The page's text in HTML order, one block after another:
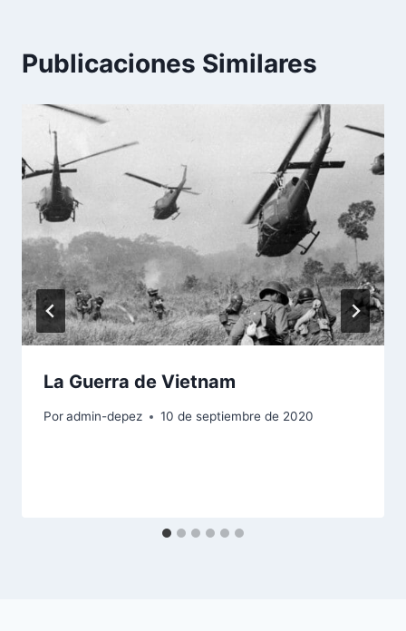
Publicaciones Similares
La Guerra de Vietnam
Poradmin-depez 10 de septiembre de 2020